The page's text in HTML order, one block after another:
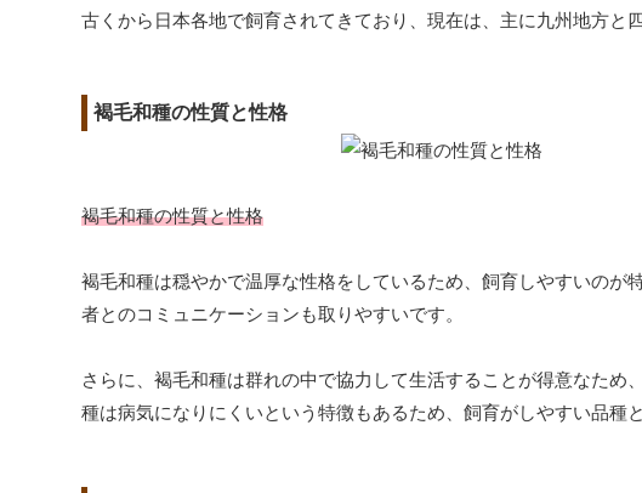
古くから日本各地で飼育されてきており、現在は、主に九州地方と
褐毛和種の性質と性格
褐毛和種の性質と性格
褐毛和種は穏やかで温厚な性格をしているため、飼育しやすいの
者とのコミュニケーションも取りやすいです。
さらに、褐毛和種は群れの中で協力して生活することが得意なた
種は病気になりにくいという特徴もあるため、飼育がしやすい品種